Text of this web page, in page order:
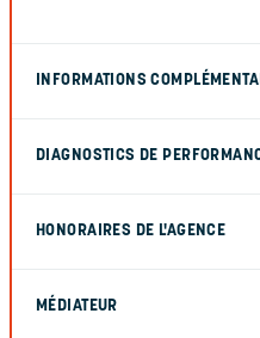
INFORMATIONS
DIAGNOSTICS DE
HONORAIRES DE L'AGENCE
MÉDIATEUR